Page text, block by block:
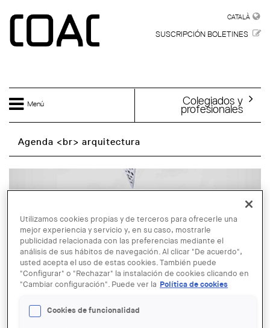
CATALÀ
SUSCRIPCIÓN BOLETINES
Menú Colegiados y
profesionales
Agenda <br> arquitectura
Utilizamos cookies propias y de terceros para ofrecerle una
mejor experiencia y servicio y, en su caso, mostrarle
publicidad relacionada con las preferencias mediante el
análisis de sus hábitos de navegación. Al clicar "De acuerdo",
usted acepta el uso de estas cookies. También puede
"Configurar" o "Rechazar" la instalación de cookies clicando en
"Cambiar configuración". Puede ver la Política de cookies
Cookies de funcionalidad